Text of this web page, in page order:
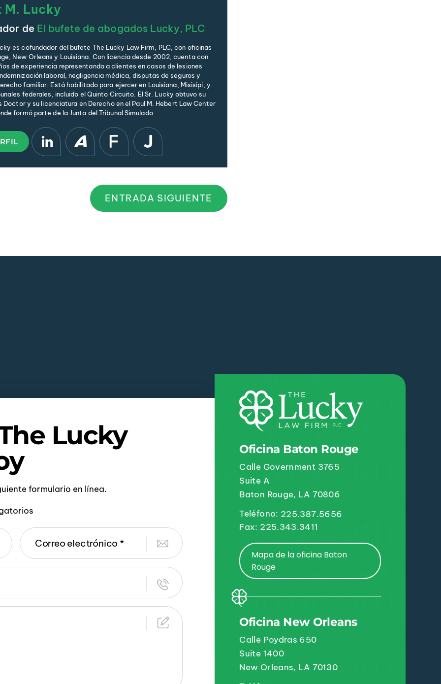
M. Lucky
de El bufete de abogados Lucky, PLC
es cofundador del bufete The Lucky Law Firm, PLC, con oficinas
New Orleans y Louisiana. Con licencia desde 2002, cuenta con
de experiencia representando a clientes en casos de lesiones
laboral, negligencia médica, disputas de seguros y
familiar. Está habilitado para ejercer en Louisiana, Misisipi, y
federales, incluido el Quinto Circuito. El Sr. Lucky obtuvo su
Doctor y su licenciatura en Derecho en el Paul M. Hebert Law Center
formó parte de la Junta del Tribunal Simulado.
ENTRADA SIGUIENTE
Lucky
formulario en línea.
Oficina Baton Rouge
Calle Government 3765
Suite A
Baton Rouge, LA 70806
Teléfono: 225.387.5656
Fax: 225.343.3411
Mapa de la oficina Baton
Rouge
Oficina New Orleans
Calle Poydras 650
Suite 1400
New Orleans, LA 70130